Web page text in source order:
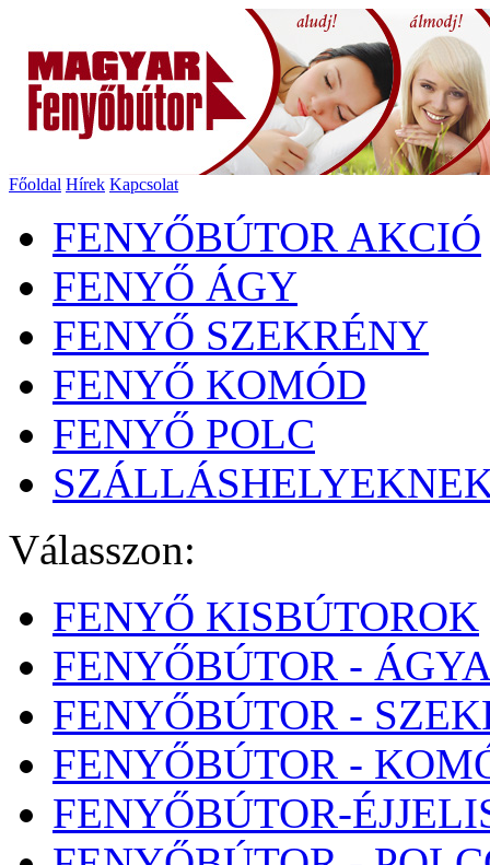
Főoldal Hírek Kapcsolat
FENYŐBÚTOR AKCIÓ
FENYŐ ÁGY
FENYŐ SZEKRÉNY
FENYŐ KOMÓD
FENYŐ POLC
Válasszon:
FENYŐ KISBÚTOROK
FENYŐBÚTOR -
FENYŐBÚTOR -
FENYŐBÚTOR -
FENYŐBÚTOR-